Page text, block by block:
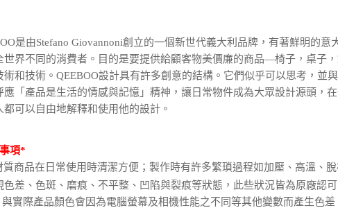
交易，需依本服
求債權轉讓予恩
２．關於個人資
https://aftee.tw/
３．未成年的使
「AFTEE先享後
５．嚴禁一人註
形，恩沛科技股
動。
是由Stefano Giovannoni創立的一個新世代義大利品牌，有著鮮明的
世界不同的消費者。目的是要提供給顧客物美價廉的商品—椅子，桌子
術和技術。QEEBOO設計具有許多創意的結構。它們似乎可以思考，並
應「產品是生活的情感與記憶」精神，讓日常物件成為大眾設計源頭，
都可以自由地解釋和使用他的設計。
項*
質商品在日常使用時清潔方便；製作時有許多繁瑣過程如加壓、高溫、
色差、色斑、磨痕、不平整、凹陷與裂痕等狀態，此些狀況皆為原廠認
與實際產品顏色會因為電腦螢幕及相機性能之不同等其他變數而產生色